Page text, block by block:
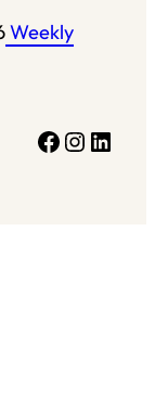
Weekly
Facebook Instagram LinkedIn